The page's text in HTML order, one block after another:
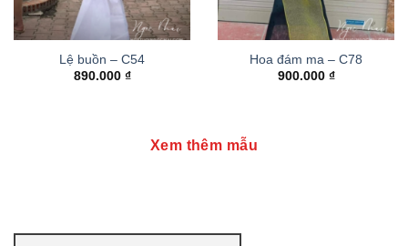
Lệ buồn – C54
890.000 ₫
Hoa đám ma – C78
900.000 ₫
Xem thêm mẫu